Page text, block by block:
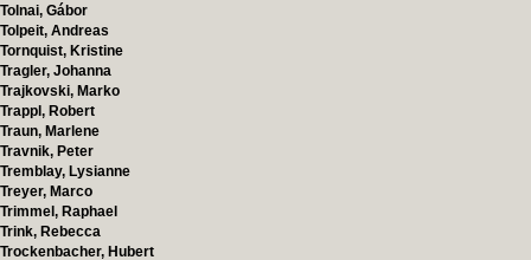
Tolnai, Gábor
Tolpeit, Andreas
Tornquist, Kristine
Tragler, Johanna
Trajkovski, Marko
Trappl, Robert
Traun, Marlene
Travnik, Peter
Tremblay, Lysianne
Treyer, Marco
Trimmel, Raphael
Trink, Rebecca
Trockenbacher, Hubert